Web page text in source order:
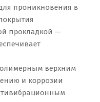
проникновения в
прокладкой —
верхним
и коррозии